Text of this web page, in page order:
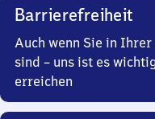
Barrierefreiheit
Auch wenn Sie in
sind – uns ist es
erreichen